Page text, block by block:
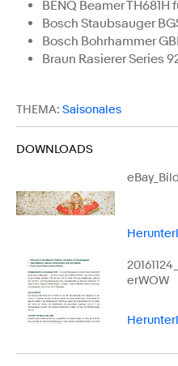
BENQ Beamer
Bosch Staubsauger
Bosch Bohrhammer
Braun Rasierer Series
THEMA: Saisonales
DOWNLOADS
erWOW